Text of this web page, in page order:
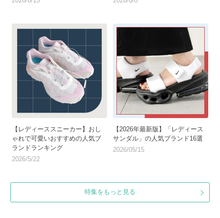
【レディーススニーカー】おし
ゃれで可愛いおすすめの人気ブ
ランドランキング
2026/5/22
【2026年最新版】「レディース
サンダル」の人気ブランド16選
2026/05/15
特集をもっと見る